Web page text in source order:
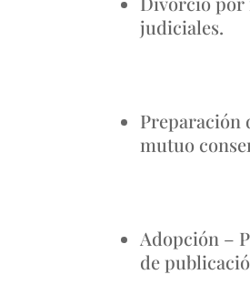
judiciales.
Preparación
mutuo
Adopción –
de